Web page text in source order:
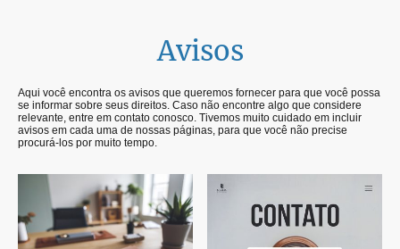
Avisos
Aqui você encontra os avisos que queremos fornecer para que você possa
se informar sobre seus direitos. Caso não encontre algo que considere
relevante, entre em contato conosco. Tivemos muito cuidado em incluir
avisos em cada uma de nossas páginas, para que você não precise
procurá-los por muito tempo.